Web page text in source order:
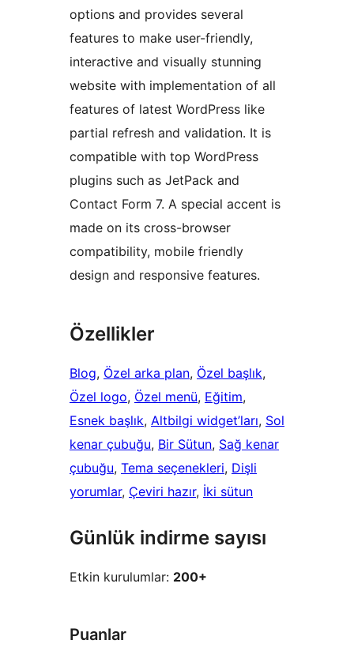
options and provides several
features to make user-friendly,
interactive and visually stunning
website with implementation of all
features of latest WordPress like
partial refresh and validation. It is
compatible with top WordPress
plugins such as JetPack and
Contact Form 7. A special accent is
made on its cross-browser
compatibility, mobile friendly
design and responsive features.
Özellikler
Blog, Özel arka plan, Özel başlık
Özel logo, Özel menü, Eğitim
Esnek başlık, Altbilgi widget’ları, Sol
kenar çubuğu, Bir Sütun, Sağ kenar
çubuğu, Tema seçenekleri, Dişli
yorumlar, Çeviri hazır, İki sütun
Günlük indirme sayısı
Etkin kurulumlar: 200+
Puanlar